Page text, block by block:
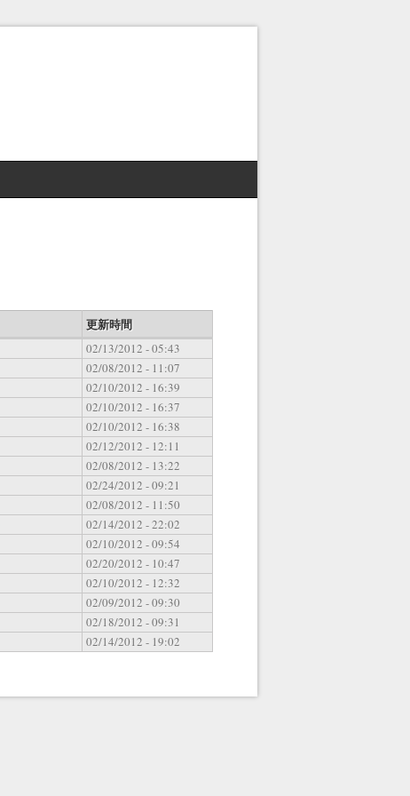
更新時間
02/13/2012 - 05:43
02/08/2012 - 11:07
02/10/2012 - 16:39
02/10/2012 - 16:37
02/10/2012 - 16:38
02/12/2012 - 12:11
02/08/2012 - 13:22
02/24/2012 - 09:21
02/08/2012 - 11:50
02/14/2012 - 22:02
02/10/2012 - 09:54
02/20/2012 - 10:47
02/10/2012 - 12:32
02/09/2012 - 09:30
02/18/2012 - 09:31
02/14/2012 - 19:02